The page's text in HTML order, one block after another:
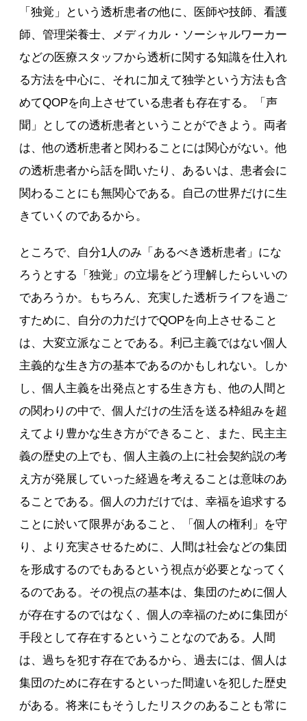
「独覚」という透析患者の他に、医師や技師、看護
師、管理栄養士、メディカル・ソーシャルワーカー
などの医療スタッフから透析に関する知識を仕入れ
る方法を中心に、それに加えて独学という方法も含
めてQOPを向上させている患者も存在する。「声
聞」としての透析患者ということができよう。両者
は、他の透析患者と関わることには関心がない。他
の透析患者から話を聞いたり、あるいは、患者会に
関わることにも無関心である。自己の世界だけに生
きていくのであるから。
ところで、自分1人のみ「あるべき透析患者」にな
ろうとする「独覚」の立場をどう理解したらいいの
であろうか。もちろん、充実した透析ライフを過ご
すために、自分の力だけでQOPを向上させること
は、大変立派なことである。利己主義ではない個人
主義的な生き方の基本であるのかもしれない。しか
し、個人主義を出発点とする生き方も、他の人間と
の関わりの中で、個人だけの生活を送る枠組みを超
えてより豊かな生き方ができること、また、民主主
義の歴史の上でも、個人主義の上に社会契約説の考
え方が発展していった経過を考えることは意味のあ
ることである。個人の力だけでは、幸福を追求する
ことに於いて限界があること、「個人の権利」を守
り、より充実させるために、人間は社会などの集団
を形成するのでもあるという視点が必要となってく
るのである。その視点の基本は、集団のために個人
が存在するのではなく、個人の幸福のために集団が
手段として存在するということなのである。人間
は、過ちを犯す存在であるから、過去には、個人は
集団のために存在するといった間違いを犯した歴史
がある。将来にもそうしたリスクのあることも常に